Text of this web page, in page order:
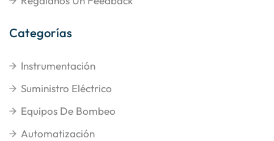
Categorías
Instrumentación
Suministro Eléctrico
Equipos De Bombeo
Automatización